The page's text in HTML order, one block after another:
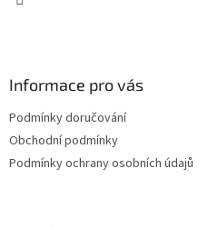
Informace pro vás
Podmínky doručování
Obchodní podmínky
Podmínky ochrany osobních údajů